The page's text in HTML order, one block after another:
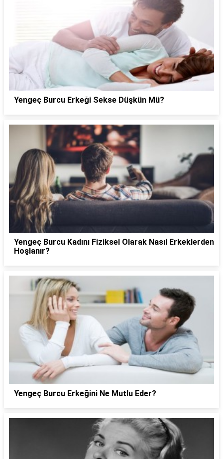
Yengeç Burcu Erkeği Sekse Düşkün Mü?
Yengeç Burcu Kadını Fiziksel Olarak Nasıl Erkeklerden
Hoşlanır?
Yengeç Burcu Erkeğini Ne Mutlu Eder?